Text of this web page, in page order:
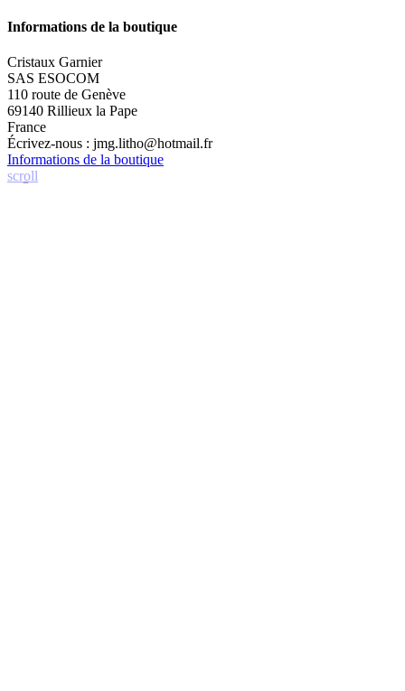
Informations de la boutique
Cristaux Garnier
SAS ESOCOM
110 route de Genève
69140 Rillieux la Pape
France
Écrivez-nous : jmg.litho@hotmail.fr
Informations de la boutique
scroll